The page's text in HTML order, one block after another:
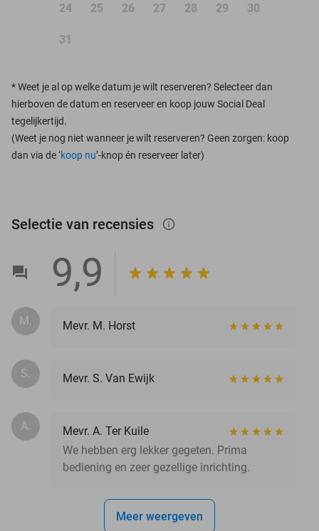
24 25 26 27 28 29 30
31
*Weet je al op welke datum je wilt reserveren? Selecteer dan
hierboven de datum en reserveer en koop jouw Social Deal
tegelijkertijd.
(Weet je nog niet wanneer je wilt reserveren? Geen zorgen: koop
dan via de ‘koop nu’-knop én reserveer later)
Selectie van recensies info_outlined
9,9
M. Mevr. M. Horst
S. Mevr. S. Van Ewijk
A.
Mevr. A. Ter Kuile
We hebben erg lekker gegeten. Prima
bediening en zeer gezellige inrichting.
Meer weergeven